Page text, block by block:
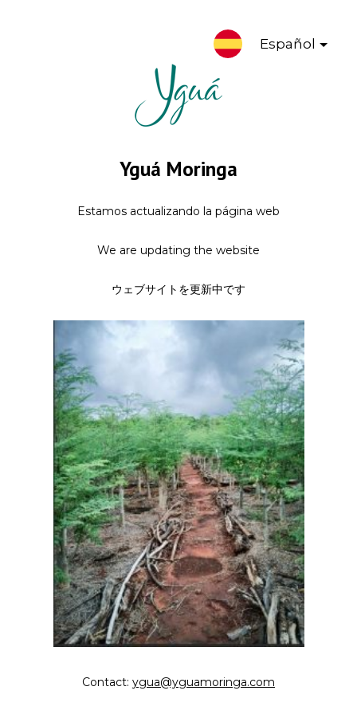
Español
Yguá Moringa
Estamos actualizando la página web
We are updating the website
ウェブサイトを更新中です
Contact: ygua@yguamoringa.com